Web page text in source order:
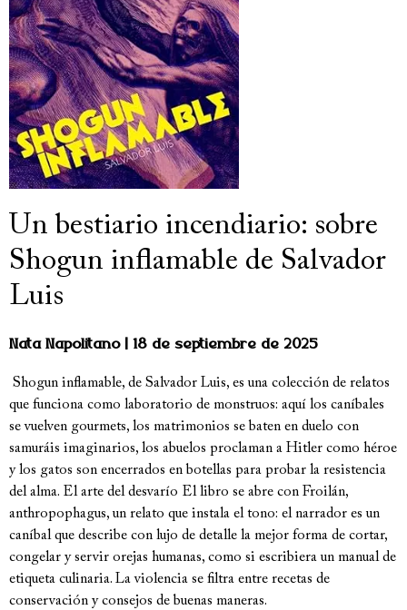
Un bestiario incendiario: sobre
Shogun inflamable de Salvador
Luis
Nata Napolitano 18 de septiembre de 2025
Shogun inflamable, de Salvador Luis, es una colección de relatos
que funciona como laboratorio de monstruos: aquí los caníbales
se vuelven gourmets, los matrimonios se baten en duelo con
samuráis imaginarios, los abuelos proclaman a Hitler como héroe
y los gatos son encerrados en botellas para probar la resistencia
del alma. El arte del desvarío El libro se abre con Froilán,
anthropophagus, un relato que instala el tono: el narrador es un
caníbal que describe con lujo de detalle la mejor forma de cortar,
congelar y servir orejas humanas, como si escribiera un manual de
etiqueta culinaria. La violencia se filtra entre recetas de
conservación y consejos de buenas maneras.